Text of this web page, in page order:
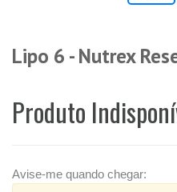
Lipo 6 - Nutrex
Produto
Avise-me quando chegar: